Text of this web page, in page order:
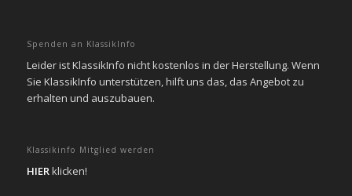
Spenden an KlassikInfo
Leider ist KlassikInfo nicht kostenlos in der Herstellung. Wenn
Sie KlassikInfo unterstützen, hilft uns das, das Angebot zu
erhalten und auszubauen.
Klassikinfo Mitglied werden
HIERklicken!